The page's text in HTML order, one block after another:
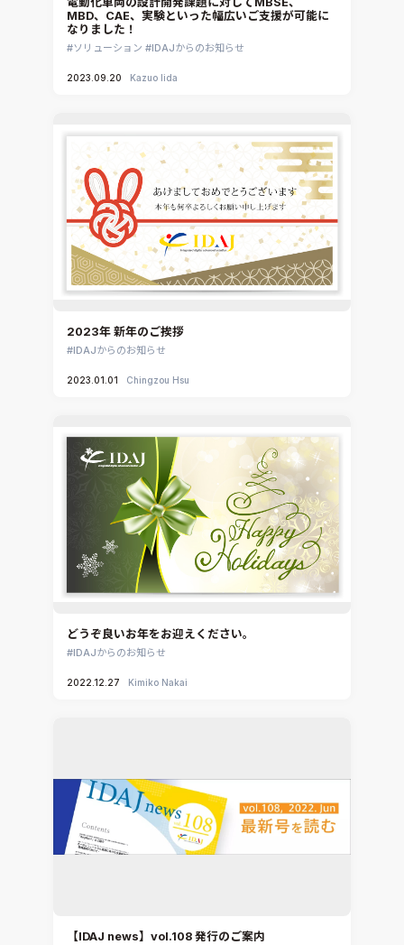
CATIA V5 Analysis
3DEXPERIENCE SIMULIA
ennovaCFD
MpCCI
Ansys Granta MI
Ansys Granta Selector
MBD、CAE、実験といった幅広いご支援が可能に
なりました！
ソリューション IDAJからのお知らせ
2023.09.20 Kazuo Iida
2023年 新年のご挨拶
IDAJからのお知らせ
2023.01.01 Chingzou Hsu
どうぞ良いお年をお迎えください。
IDAJからのお知らせ
2022.12.27 Kimiko Nakai
【IDAJ news】vol.108 発行のご案内